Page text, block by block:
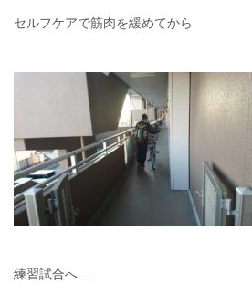
セルフケアで筋肉を緩めてから
練習試合へ…